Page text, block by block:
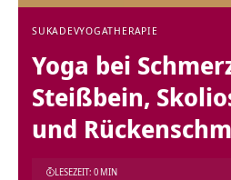
SUKADEVYOGATHERAPIE
Yoga bei
Steißbein,
und
LESEZEIT: 0 MIN